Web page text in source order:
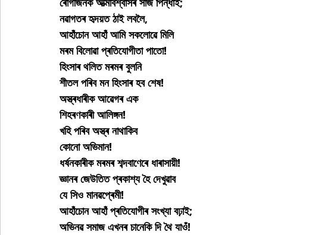
নৱাগতৰ হৃদয়ত ঠাই লবলৈ,
আহাঁচোন আহাঁ আমি সকলোৱে মিলি
মৰম বিলোৱা প্ৰতিযোগীতা পাতো!
হিংসাৰ থলিত মৰমৰ বুলনি
শীতল পৰিব মন হিংসাৰ হব শেষ!
অস্ত্ৰধাৰীক আৱেগৰ এক
শিহৰণকাৰী আলিঙ্গন!
খহি পৰিব অস্ত্ৰ নাথাকিব
কোনো অভিমান!
ধৰ্ষনকাৰীক মৰমৰ শব্দবাণেৰে ধাৰাসায়ী!
জ্ঞানৰ জেউতিত প্ৰকাশ্য হৈ দেখুৱাব
যে সিও মানৱপ্ৰেমী!
আহাঁচোন আহাঁ প্ৰতিযোগীৰ সংখ্যা বঢ়াই;
অভিনৱ সমাজ এখনৰ চানেকি দি থৈ যাওঁ!